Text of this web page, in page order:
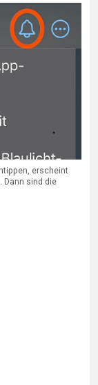
erscheint
Dann sind die